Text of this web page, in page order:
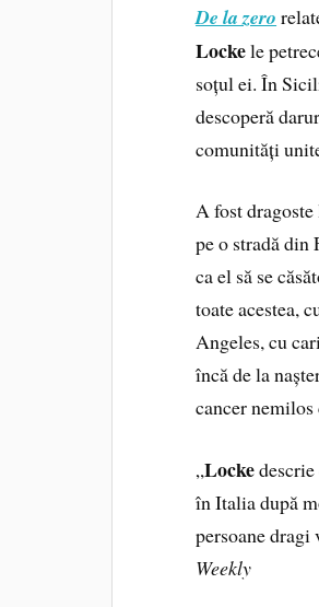
De la zero
Lockele
soțul ei. În
descoperă
comunități
A fost
pe o stradă
ca el să se
toate acestea,
Angeles, cu
încă de la
cancer
„Locke
în Italia după
persoane
Weekly